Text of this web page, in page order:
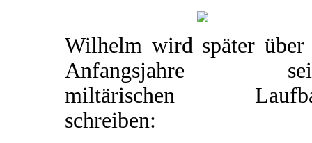
Wilhelm wird später über
Anfangsjahre
miltärischen
schreiben: